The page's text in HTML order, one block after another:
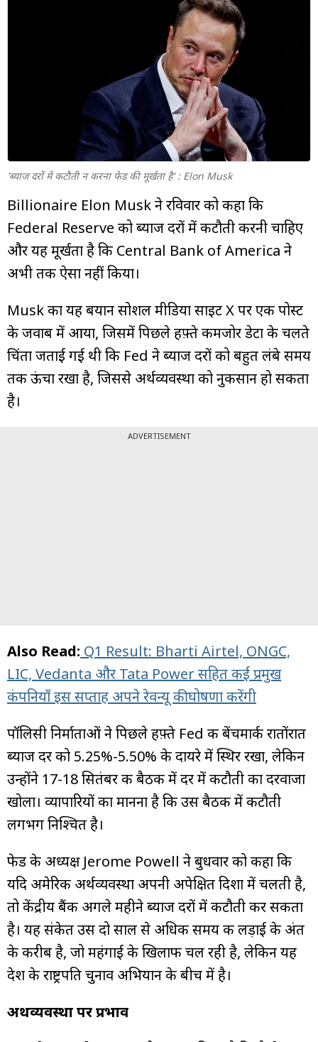
'ब्याज दरों में कटौती न करना फेड की मूर्खता है' : Elon Musk
Billionaire Elon Musk ने रविवार को कहा कि
Federal Reserve को ब्याज दरों में कटौती करनी चाहिए
और यह मूर्खता है कि Central Bank of America ने
अभी तक ऐसा नहीं किया।
Musk का यह बयान सोशल मीडिया साइट X पर एक पोस्ट
के जवाब में आया, जिसमें पिछले हफ़्ते कमजोर डेटा के चलते
चिंता जताई गई थी कि Fed ने ब्याज दरों को बहुत लंबे समय
तक ऊंचा रखा है, जिससे अर्थव्यवस्था को नुकसान हो सकता
है।
ADVERTISEMENT
Also Read: Q1 Result: Bharti Airtel, ONGC,
LIC, Vedanta और Tata Power सहित कई प्रमुख
कंपनियाँ इस सप्ताह अपने रेवन्यू की घोषणा करेंगी
पॉलिसी निर्माताओं ने पिछले हफ़्ते Fed की बेंचमार्क रातोंरात
ब्याज दर को 5.25%-5.50% के दायरे में स्थिर रखा, लेकिन
उन्होंने 17-18 सितंबर की बैठक में दर में कटौती का दरवाजा
खोला। व्यापारियों का मानना है कि उस बैठक में कटौती
लगभग निश्चित है।
फेड के अध्यक्ष Jerome Powell ने बुधवार को कहा कि
यदि अमेरिकी अर्थव्यवस्था अपनी अपेक्षित दिशा में चलती है,
तो केंद्रीय बैंक अगले महीने ब्याज दरों में कटौती कर सकता
है। यह संकेत उस दो साल से अधिक समय की लड़ाई के अंत
के करीब है, जो महंगाई के खिलाफ चल रही है, लेकिन यह
देश के राष्ट्रपति चुनाव अभियान के बीच में है।
अर्थव्यवस्था पर प्रभाव